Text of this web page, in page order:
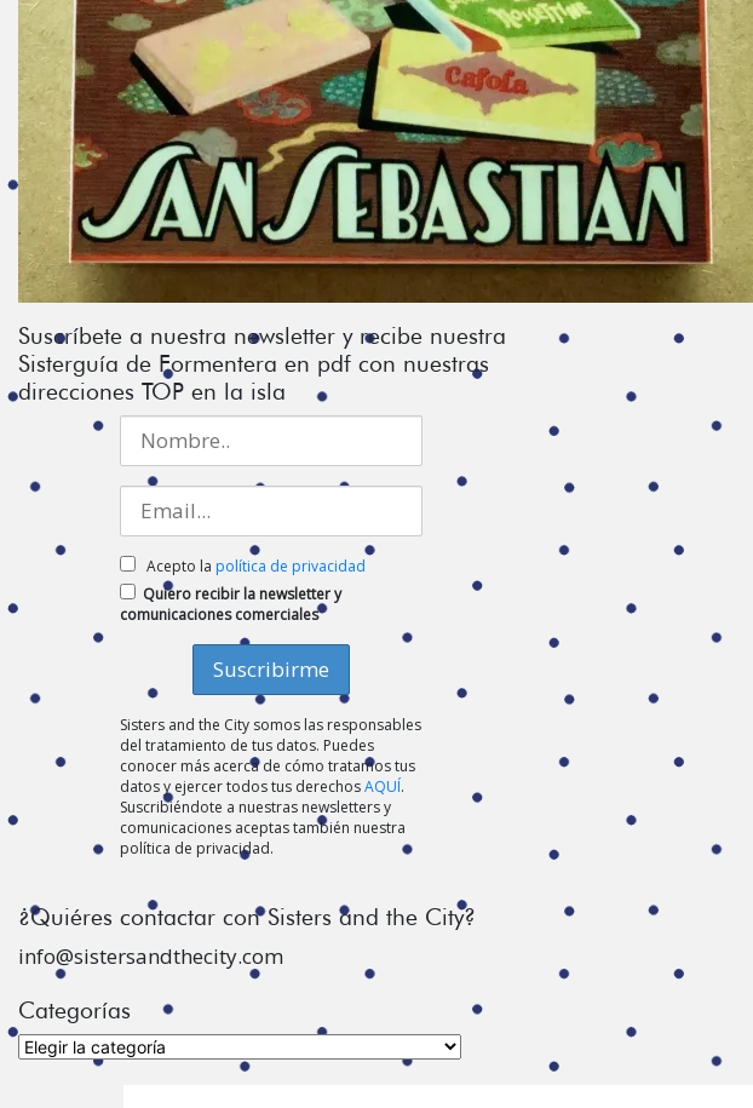
Suscríbete a nuestra newsletter y recibe nuestra
Sisterguía de Formentera en pdf con nuestras
direcciones TOP en la isla
Acepto la política de privacidad
Quiero recibir la newsletter y
comunicaciones comerciales
Sisters and the City somos las responsables
del tratamiento de tus datos. Puedes
conocer más acerca de cómo tratamos tus
datos y ejercer todos tus derechosAQUÍ.
Suscribiéndote a nuestras newsletters y
comunicaciones aceptas también nuestra
política de privacidad.
¿Quiéres contactar con Sisters and the City?
info@sistersandthecity.com
Categorías
Categorías